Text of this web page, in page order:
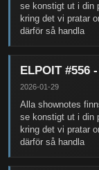
se konstigt ut i din
kring det vi pratar
därför så handla
ELPOIT #556
2026-01-29
Alla shownotes
se konstigt ut i din
kring det vi pratar
därför så handla